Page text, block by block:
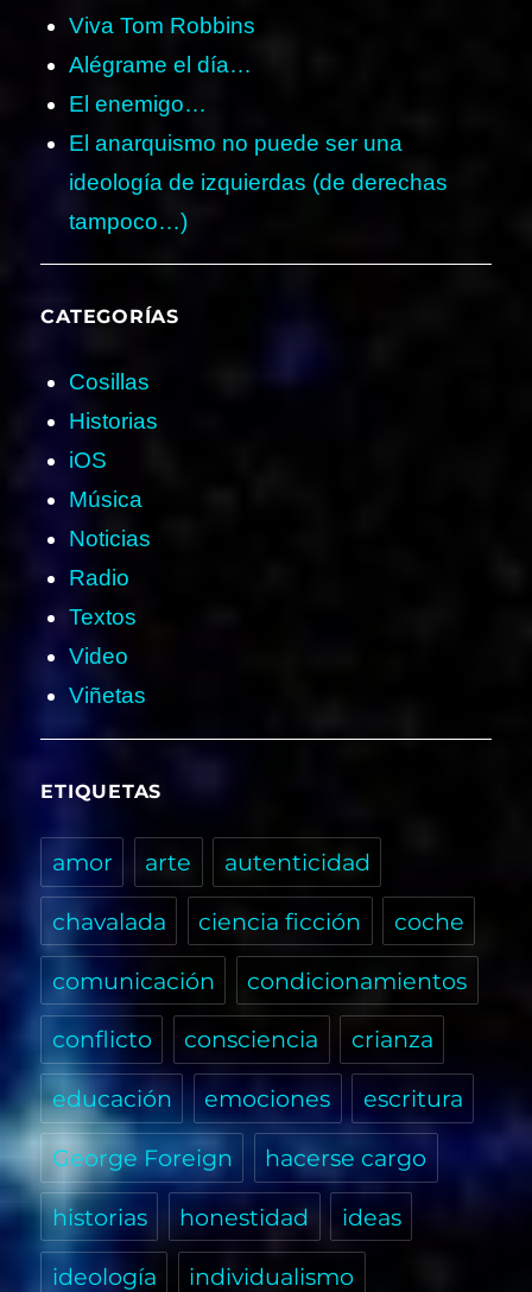
Viva Tom Robbins
Alégrame el día…
El enemigo…
El anarquismo no puede ser una
ideología de izquierdas (de derechas
tampoco…)
CATEGORÍAS
Cosillas
Historias
iOS
Música
Noticias
Radio
Textos
Video
Viñetas
ETIQUETAS
amor arte autenticidad
chavalada ciencia ficción coche
comunicación condicionamientos
conflicto consciencia crianza
educación emociones escritura
George Foreign hacerse cargo
historias honestidad ideas
ideología individualismo